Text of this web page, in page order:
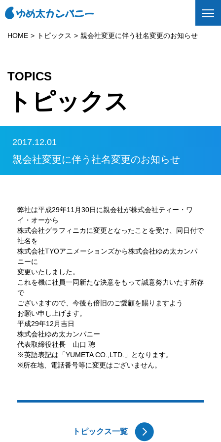
HOME トピックス 親会社変更に伴う社名変更のお知らせ
TOPICS
トピックス
2017.12.01
親会社変更に伴う社名変更のお知らせ
弊社は平成29年11月30日に親会社が株式会社ティー・ワ
イ・オーから
株式会社グラフィニカに変更となったことを受け、同日付で
社名を
株式会社TYOアニメーションズから株式会社ゆめ太カンパ
ニーに
変更いたしました。
これを機に社員一同新たな決意をもって誠意努力いたす所存
で
ございますので、今後も倍旧のご愛顧を賜りますよう
お願い申し上げます。
平成29年12月吉日
株式会社ゆめ太カンパニー
代表取締役社長 山口 聰
※英語表記は「YUMETA CO.,LTD.」となります。
※所在地、電話番号等に変更はございません。
トピックス一覧